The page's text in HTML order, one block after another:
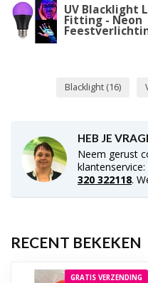
UV Blacklight
Fitting - Neon
Blacklight (16)
HEB JE
Neem gerust
klantenservice:
320 322118.
RECENT BEKEKEN
GRATIS VERZENDING